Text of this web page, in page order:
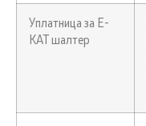
Уплатница за Е-
КАТ шалтер